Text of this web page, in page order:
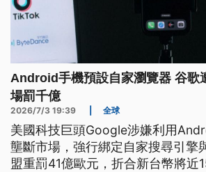
Android手機預設自家瀏覽器 谷歌
場罰千億
2026/7/3 19:39 全球
美國科技巨頭Google涉嫌利用
壟斷市場，強行綁定自家搜尋引擎
盟重罰41億歐元，折合新台幣將近